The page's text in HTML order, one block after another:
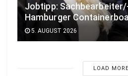
Jobtipp:
Hamburger
5. AUGUST 2026
LOAD MORE